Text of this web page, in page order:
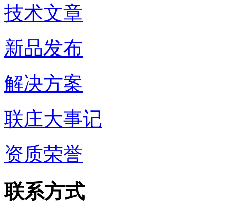
技术文章
新品发布
解决方案
联庄大事记
资质荣誉
联系方式